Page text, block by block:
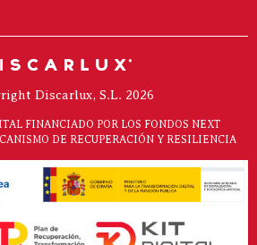
Discarlux, S.L. 2026
FINANCIADO POR LOS FONDOS NEXT
DE RECUPERACIÓN Y RESILIENCIA